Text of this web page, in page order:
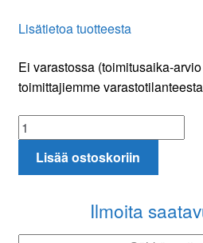
Lisätietoa tuotteesta
Ei varastossa (toimitusaika-
toimittajiemme
Macab
HDMI-
lähetin
Lisää ostoskoriin
Ilmoita